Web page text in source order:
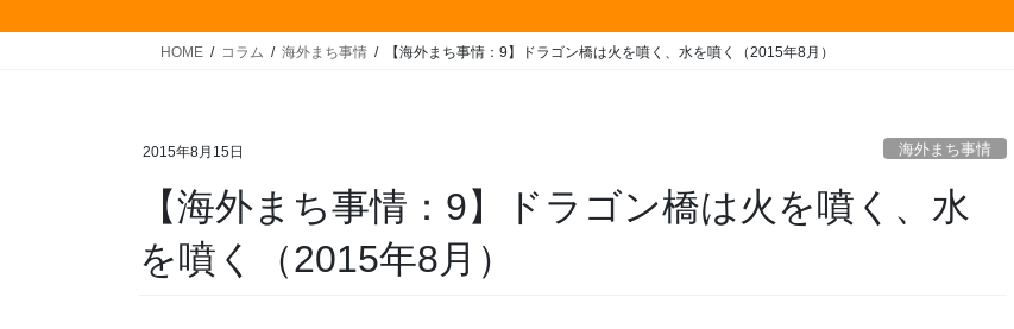
HOME コラム 海外まち事情 【海外まち事情：9】ドラゴン橋は火を噴く、水を噴く（2015年8月）
2015年8月15日 海外まち事情
【海外まち事情：9】ドラゴン橋は火を噴く、水
を噴く（2015年8月）